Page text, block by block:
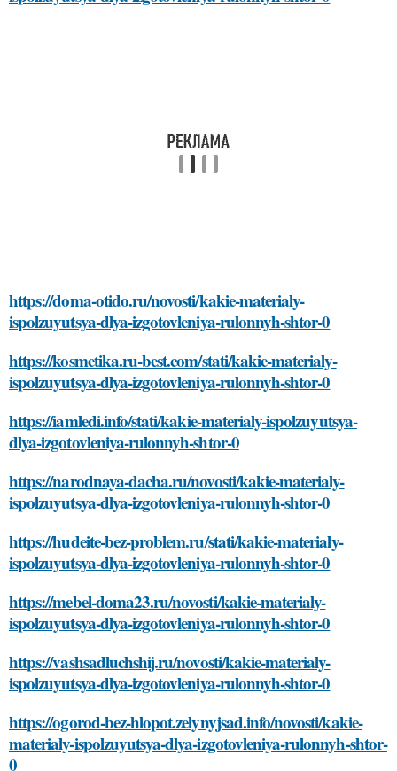
https://doma-otido.ru/novosti/kakie-materialy-
ispolzuyutsya-dlya-izgotovleniya-rulonnyh-shtor-0
https://kosmetika.ru-best.com/stati/kakie-materialy-
ispolzuyutsya-dlya-izgotovleniya-rulonnyh-shtor-0
https://iamledi.info/stati/kakie-materialy-ispolzuyutsya-
dlya-izgotovleniya-rulonnyh-shtor-0
https://narodnaya-dacha.ru/novosti/kakie-materialy-
ispolzuyutsya-dlya-izgotovleniya-rulonnyh-shtor-0
https://hudeite-bez-problem.ru/stati/kakie-materialy-
ispolzuyutsya-dlya-izgotovleniya-rulonnyh-shtor-0
https://mebel-doma23.ru/novosti/kakie-materialy-
ispolzuyutsya-dlya-izgotovleniya-rulonnyh-shtor-0
https://vashsadluchshij.ru/novosti/kakie-materialy-
ispolzuyutsya-dlya-izgotovleniya-rulonnyh-shtor-0
https://ogorod-bez-hlopot.zelynyjsad.info/novosti/kakie-
materialy-ispolzuyutsya-dlya-izgotovleniya-rulonnyh-shtor-
0